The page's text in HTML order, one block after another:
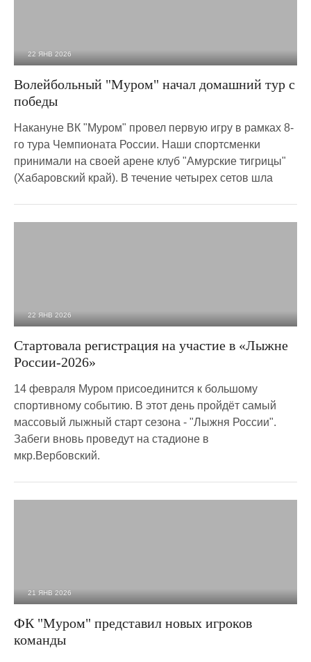
22 ЯНВ 2026
Волейбольный "Муром" начал домашний тур с
победы
Накануне ВК "Муром" провел первую игру в рамках 8-
го тура Чемпионата России. Наши спортсменки
принимали на своей арене клуб "Амурские тигрицы"
(Хабаровский край). В течение четырех сетов шла
22 ЯНВ 2026
Стартовала регистрация на участие в «Лыжне
России-2026»
14 февраля Муром присоединится к большому
спортивному событию. В этот день пройдёт самый
массовый лыжный старт сезона - "Лыжня России".
Забеги вновь проведут на стадионе в
мкр.Вербовский.
21 ЯНВ 2026
ФК "Муром" представил новых игроков
команды